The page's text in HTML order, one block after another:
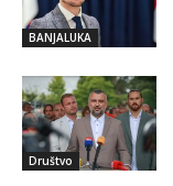
BANJALUKA
Društvo